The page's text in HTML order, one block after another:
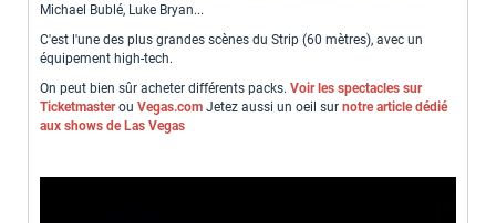
Michael Bublé, Luke Bryan...
C'est l'une des plus grandes scènes du Strip (60 mètres), avec un
équipement high-tech.
On peut bien sûr acheter différents packs. Voir les spectacles sur
Ticketmasterou Vegas.com Jetez aussi un oeil sur notre article dédié
aux shows de Las Vegas